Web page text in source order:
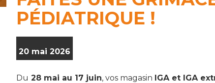
PÉDIATRIQUE !
20 mai 2026
Du 28 mai au 17 juin, vos magasin IGA et IGA